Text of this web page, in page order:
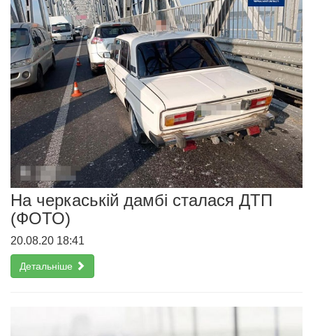
На черкаській дамбі сталася ДТП
(ФОТО)
20.08.20 18:41
Детальніше